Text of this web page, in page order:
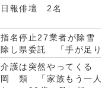
日報俳壇 2名
指名停止27業者が除雪
除し県委託 「手が足り
介護は突然やってくる
岡 類 「家族もう一人